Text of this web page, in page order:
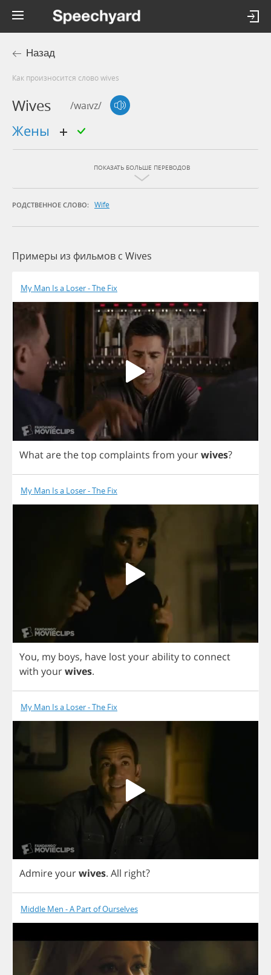
Назад
Как произносится слово wives
Wives /waɪvz/
жены
ПОКАЗАТЬ БОЛЬШЕ ПЕРЕВОДОВ
РОДСТВЕННОЕ СЛОВО: Wife
Примеры из фильмов c Wives
My Man Is a Loser - The Fix
Whatarethetop complaints from yourwives?
My Man Is a Loser - The Fix
You, my boys, have lostyourabilityto connect
with yourwives.
My Man Is a Loser - The Fix
Admireyourwives. All right?
Middle Men - A Part of Ourselves